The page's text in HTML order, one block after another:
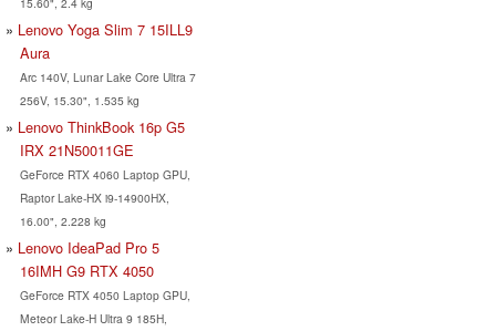
Lenovo Yoga Slim 7 15ILL9
Aura
Arc 140V, Lunar Lake Core Ultra 7
256V, 15.30", 1.535 kg
Lenovo ThinkBook 16p G5
IRX 21N50011GE
GeForce RTX 4060 Laptop GPU,
Raptor Lake-HX i9-14900HX,
16.00", 2.228 kg
Lenovo IdeaPad Pro 5
16IMH G9 RTX 4050
GeForce RTX 4050 Laptop GPU,
Meteor Lake-H Ultra 9 185H,